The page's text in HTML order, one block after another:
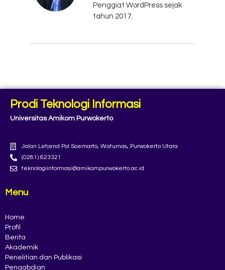
Penggiat WordPress sejak
tahun 2017.
Prodi Teknologi Informasi
Universitas Amikom Purwokerto
Jalan Letjend Pol Soemarto, Watumas, Purwokerto Utara
(0281) 623321
teknologiinformasi@amikompurwokerto.ac.id
Menu
Home
Profil
Berita
Akademik
Penelitian dan Publikasi
Pengabdian